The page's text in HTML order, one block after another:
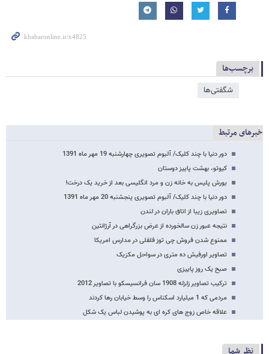
برچسب‌ها
شگفتی‌ها
خبرهای مرتبط
دور دنیا با چند کلیک/ آلبوم تصویری چهارشنبه 19 مهر ماه 1391
کیوتو، بهشت پاییز دوستان
یورش پلیس به خانه زن و مرد انگلیسی بعد از خرید یک درخت!
دور دنیا با چند کلیک/ آلبوم تصویری پنجشنبه 20 مهر ماه 1391
تصاویری زیبا از اتاق باران در لندن
نتیجه عبور زن سالخورده از عرض بزرگراهی در آرژانتین
ممنوع شدن فروش چی توز فلفلی در مدارس امریکا
تصاویر اورفیش ده متری در سواحل مکزیک
صبح یک روز پاییزی
ترکیب تصاویر زلزله 1908 سان فرانسیسکو با تصاویر 2012
مردمی که 1 میلیارد اسکناس را وسط خیابان رها کردند
علاقه خاص زوج های کره ای به پوشیدن لباس یک شکل